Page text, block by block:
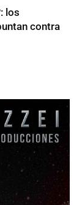
los
contra